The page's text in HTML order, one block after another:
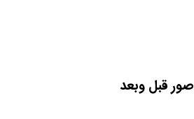
صور قبل وبعد